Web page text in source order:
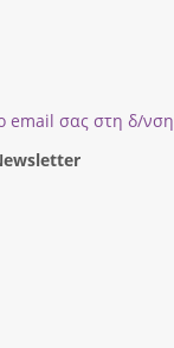
email σας στη δ/νση